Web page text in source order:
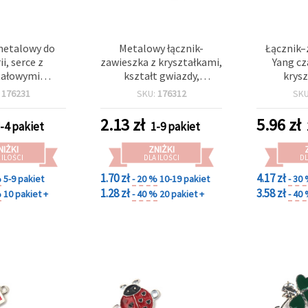
do
serce z
emaliowaną
otwór 2
5 szt.
176231
4 pakiet
ILOŚCI
5-9 pakiet
10 pakiet +
Metalowy łącznik-
zawieszka z kryształkami,
kształt gwiazdy,
18,5x15x2 mm, otwór: 1,5
SKU: 176312
2.13zł 1-9 pakiet
ZNIŻKI
DLA ILOŚCI
1.70 zł- 20 %10-19 pakiet
1.28 zł- 40 % 20 pakiet +
Yang
srebra,
otwór
5.96zł
4.17 zł- 30
3.58 zł- 40